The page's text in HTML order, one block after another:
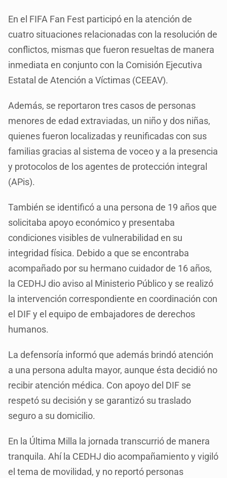
En el FIFA Fan Fest participó en la atención de
cuatro situaciones relacionadas con la resolución de
conflictos, mismas que fueron resueltas de manera
inmediata en conjunto con la Comisión Ejecutiva
Estatal de Atención a Víctimas (CEEAV).
Además, se reportaron tres casos de personas
menores de edad extraviadas, un niño y dos niñas,
quienes fueron localizadas y reunificadas con sus
familias gracias al sistema de voceo y a la presencia
y protocolos de los agentes de protección integral
(APis).
También se identificó a una persona de 19 años que
solicitaba apoyo económico y presentaba
condiciones visibles de vulnerabilidad en su
integridad física. Debido a que se encontraba
acompañado por su hermano cuidador de 16 años,
la CEDHJ dio aviso al Ministerio Público y se realizó
la intervención correspondiente en coordinación con
el DIF y el equipo de embajadores de derechos
humanos.
La defensoría informó que además brindó atención
a una persona adulta mayor, aunque ésta decidió no
recibir atención médica. Con apoyo del DIF se
respetó su decisión y se garantizó su traslado
seguro a su domicilio.
En la Última Milla la jornada transcurrió de manera
tranquila. Ahí la CEDHJ dio acompañamiento y vigiló
el tema de movilidad, y no reportó personas